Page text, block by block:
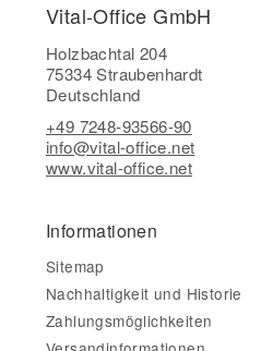
Vital-Office GmbH
Holzbachtal 204
75334 Straubenhardt
Deutschland
+49 7248-93566-90
info@vital-office.net
www.vital-office.net
Informationen
Sitemap
Nachhaltigkeit und Historie
Zahlungsmöglichkeiten